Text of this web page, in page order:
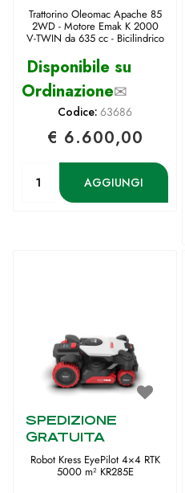
Trattorino Oleomac Apache 85
2WD - Motore Emak K 2000
V-TWIN da 635 cc - Bicilindrico
Disponibile su
Ordinazione✉
Codice: 63686
€ 6.600,00
AGGIUNGI
SPEDIZIONE
GRATUITA
Robot Kress EyePilot 4×4 RTK
5000 m² KR285E